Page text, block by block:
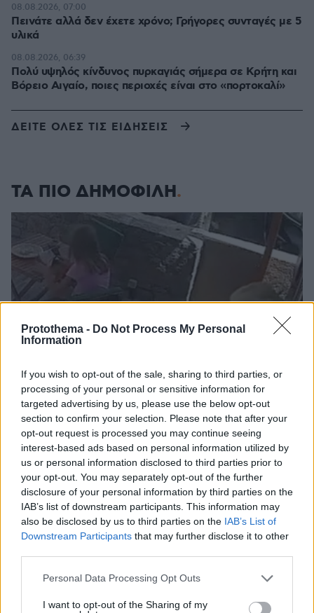
Protothema - Do Not Process My Personal
Information
If you wish to opt-out of the sale, sharing to third parties, or
processing of your personal or sensitive information for
targeted advertising by us, please use the below opt-out
section to confirm your selection. Please note that after your
opt-out request is processed you may continue seeing
interest-based ads based on personal information utilized by
us or personal information disclosed to third parties prior to
your opt-out. You may separately opt-out of the further
disclosure of your personal information by third parties on the
IAB’s list of downstream participants. This information may
also be disclosed by us to third parties on the IAB’s List of
Downstream Participants that may further disclose it to other
Please note that this website/app uses one or more Google
not limited to your visit or usage behaviour. You may click to
Personal Data Processing Opt Outs
I want to opt-out of the Sharing of my
Πεινάτε αλλά δεν έχετε χρόνο; Γρήγορες συνταγές με 5
υλικά
08.08.2026, 07:00
Πολύ υψηλός κίνδυνος πυρκαγιάς σήμερα σε Κρήτη και
Βόρειο Αιγαίο, ποιες περιοχές είναι στο «πορτοκαλί»
08.08.2026, 06:39
ΔΕΙΤΕ ΟΛΕΣ ΤΙΣ ΕΙΔΗΣΕΙΣ
ΤΑ ΠΙΟ ΔΗΜΟΦΙΛΗ
«Πόσα θέλεις για το κορίτσι;»: Τουρίστας στην
07.08.2026, 18:22